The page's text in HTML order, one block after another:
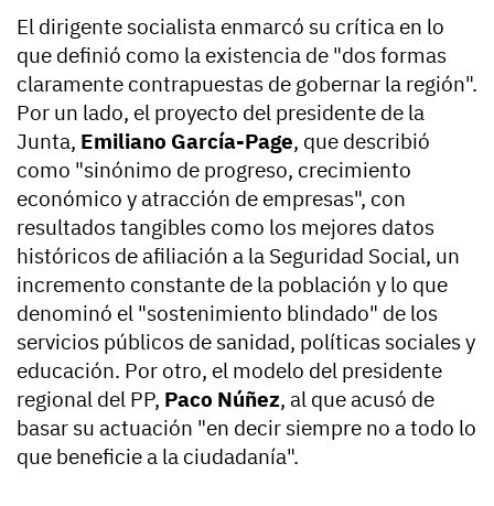
El dirigente socialista enmarcó su crítica en lo
que definió como la existencia de "dos formas
claramente contrapuestas de gobernar la región".
Por un lado, el proyecto del presidente de la
Junta, Emiliano García-Page, que describió
como "sinónimo de progreso, crecimiento
económico y atracción de empresas", con
resultados tangibles como los mejores datos
históricos de afiliación a la Seguridad Social, un
incremento constante de la población y lo que
denominó el "sostenimiento blindado" de los
servicios públicos de sanidad, políticas sociales y
educación. Por otro, el modelo del presidente
regional del PP, Paco Núñez, al que acusó de
basar su actuación "en decir siempre no a todo lo
que beneficie a la ciudadanía".